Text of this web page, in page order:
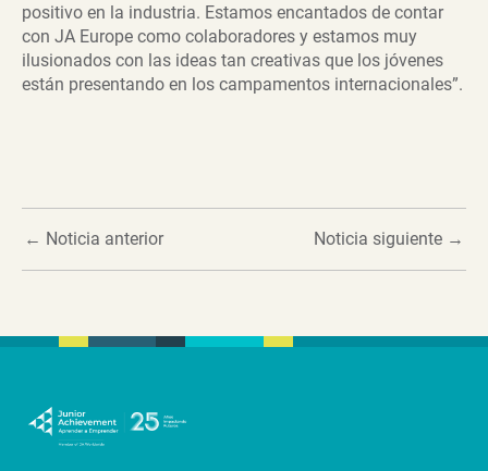
positivo en la industria. Estamos encantados de contar
con JA Europe como colaboradores y estamos muy
ilusionados con las ideas tan creativas que los jóvenes
están presentando en los campamentos internacionales”.
← Noticia anterior Noticia siguiente →